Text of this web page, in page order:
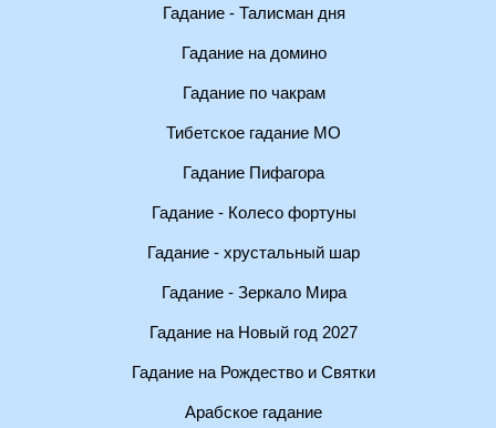
Гадание - Талисман дня
Гадание на домино
Гадание по чакрам
Тибетское гадание МО
Гадание Пифагора
Гадание - Колесо фортуны
Гадание - хрустальный шар
Гадание - Зеркало Мира
Гадание на Новый год 2027
Гадание на Рождество и Святки
Арабское гадание